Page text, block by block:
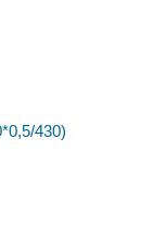
430)